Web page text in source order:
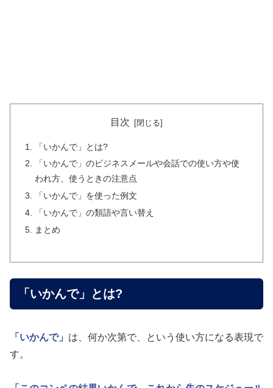
目次
「いかんで」とは?
「いかんで」のビジネスメールや会話での使い方や使
われ方、使うときの注意点
「いかんで」を使った例文
「いかんで」の類語や言い替え
まとめ
「いかんで」とは?
「いかんで」 は、何か次第で、という使い方になる表現で
す。